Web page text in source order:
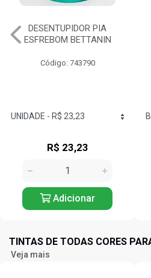
CLORO CRYSTAL CLEAR
3X1 40% 10KG SANICLOR
Código: 750638
R$ 197,49
Adicionar
TINTAS DE TODAS CORES
Veja mais